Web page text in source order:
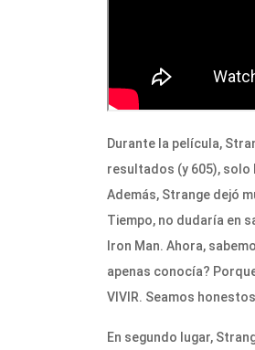
Durante la película,
resultados (y 605), solo
Además, Strange dejó
Tiempo, no dudaría en
Iron Man. Ahora,
apenas conocía?
VIVIR. Seamos
En segundo lugar,